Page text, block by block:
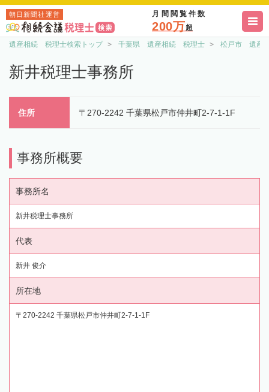
朝日新聞社運営 月間閲覧件数
200万超
遺産相続 税理士検索トップ 千葉県 遺産相続 税理士 松戸市 遺産
新井税理士事務所
住所 〒270-2242 千葉県松戸市仲井町2-7-1-1F
事務所概要
事務所名
新井税理士事務所
代表
新井 俊介
所在地
〒270-2242 千葉県松戸市仲井町2-7-1-1F